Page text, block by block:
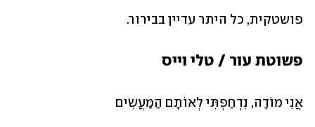
פושטקית, כל היתר עדיין בבירור.
פשוטת עור / טלי וייס
אֲנִי מוֹדָה, נִדְחַפְתִּי לְאוֹתָם הַמַּעֲשִׂים